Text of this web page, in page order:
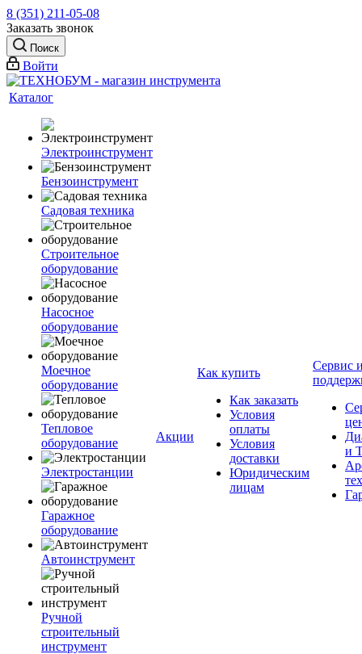
8 (351) 211-05-08
Заказать звонок
Поиск
Войти
Каталог
Электроинструмент
Бензоинструмент
Садовая техника
Строительное
оборудование
Насосное
оборудование
Моечное
оборудование
Тепловое
оборудование
Электростанции
Гаражное
оборудование
Автоинструмент
Ручной
строительный
инструмент
Акции
Как купить
Как заказать
Условия
оплаты
Условия
доставки
Юридическим
лицам
Сервис
и